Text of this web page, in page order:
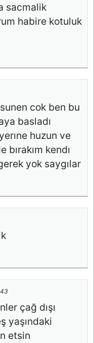
sacmalik
habire kotuluk
cok ben bu
basladı
huzun ve
bırakım kendı
yok saygılar
çağ dışı
yaşındaki
etsin